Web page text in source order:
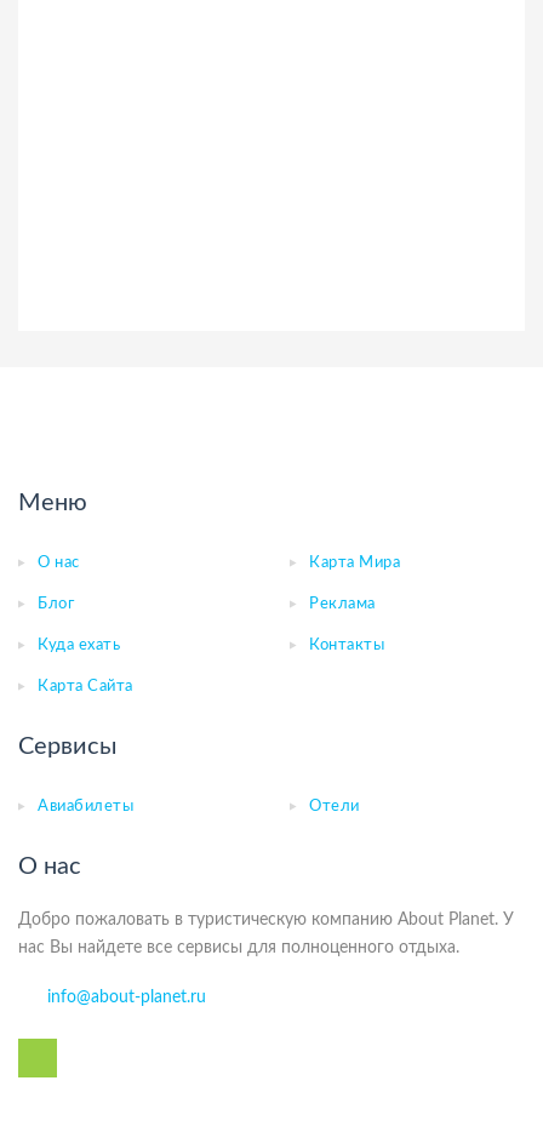
Меню
О нас Карта Мира
Блог Реклама
Куда ехать Контакты
Карта Сайта
Сервисы
Авиабилеты Отели
О нас
Добро пожаловать в туристическую компанию About Planet. У
нас Вы найдете все сервисы для полноценного отдыха.
info@about-planet.ru